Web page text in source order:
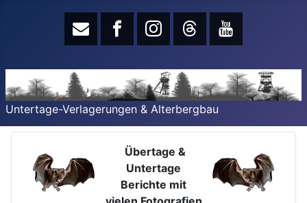
Untertage-Verlagerungen & Alterbergbau
Übertage &
Untertage
Berichte mit